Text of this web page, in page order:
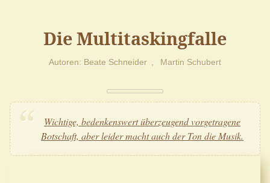
Die Multitaskingfalle
Autoren Beate Schneider Martin Schubert
Wichtige, bedenkenswert überzeugend vorgetragene
Botschaft, aber leider macht auch der Ton die Musik.